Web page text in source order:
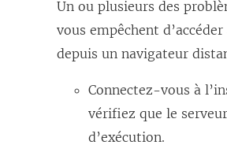
e
l
l
f
e
n
n
s
u
d
a
n
Un ou plusieurs des
vous empêchent
depuis un navigateur
Connectez-vous à
vérifiez que le
d’exécution.